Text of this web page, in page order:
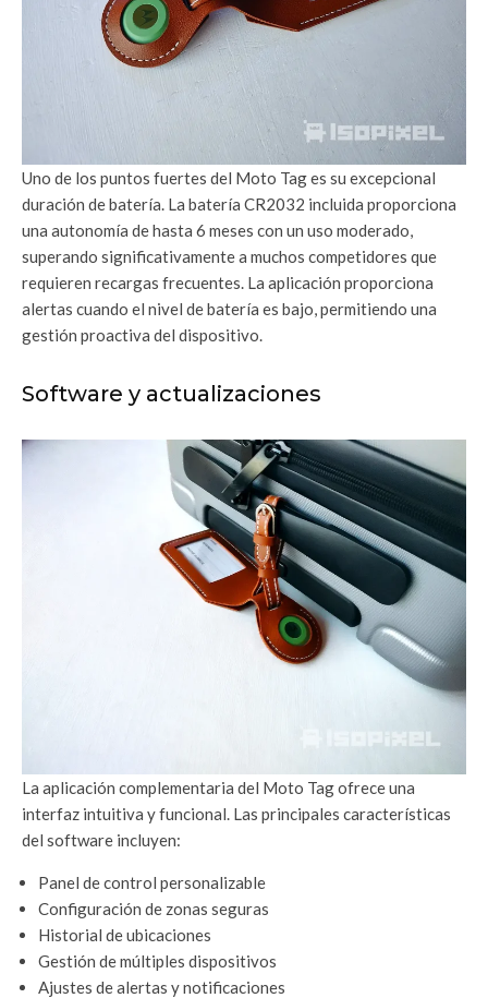
Uno de los puntos fuertes del Moto Tag es su excepcional
duración de batería. La batería CR2032 incluida proporciona
una autonomía de hasta 6 meses con un uso moderado,
superando significativamente a muchos competidores que
requieren recargas frecuentes. La aplicación proporciona
alertas cuando el nivel de batería es bajo, permitiendo una
gestión proactiva del dispositivo.
Software y actualizaciones
La aplicación complementaria del Moto Tag ofrece una
interfaz intuitiva y funcional. Las principales características
del software incluyen:
Panel de control personalizable
Configuración de zonas seguras
Historial de ubicaciones
Gestión de múltiples dispositivos
Ajustes de alertas y notificaciones